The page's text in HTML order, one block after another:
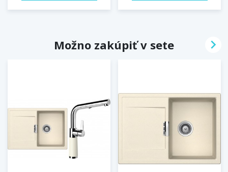
Možno zakúpiť v sete 